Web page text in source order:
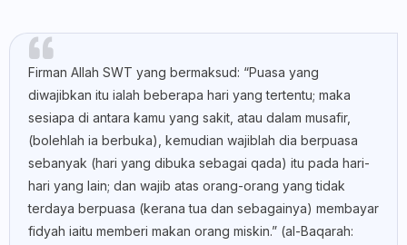
Firman Allah SWT yang bermaksud: “Puasa yang
diwajibkan itu ialah beberapa hari yang tertentu; maka
sesiapa di antara kamu yang sakit, atau dalam musafir,
(bolehlah ia berbuka), kemudian wajiblah dia berpuasa
sebanyak (hari yang dibuka sebagai qada) itu pada hari-
hari yang lain; dan wajib atas orang-orang yang tidak
terdaya berpuasa (kerana tua dan sebagainya) membayar
fidyah iaitu memberi makan orang miskin.” (al-Baqarah: